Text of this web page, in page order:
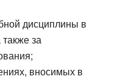
дисциплины в
за
вносимых в